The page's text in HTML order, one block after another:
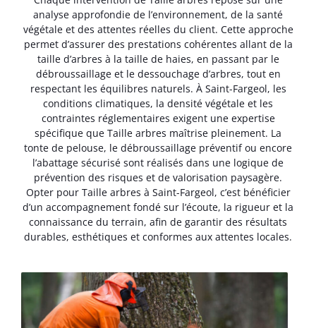
analyse approfondie de l’environnement, de la santé
végétale et des attentes réelles du client. Cette approche
permet d’assurer des prestations cohérentes allant de la
taille d’arbres à la taille de haies, en passant par le
débroussaillage et le dessouchage d’arbres, tout en
respectant les équilibres naturels. À Saint-Fargeol, les
conditions climatiques, la densité végétale et les
contraintes réglementaires exigent une expertise
spécifique que Taille arbres maîtrise pleinement. La
tonte de pelouse, le débroussaillage préventif ou encore
l’abattage sécurisé sont réalisés dans une logique de
prévention des risques et de valorisation paysagère.
Opter pour Taille arbres à Saint-Fargeol, c’est bénéficier
d’un accompagnement fondé sur l’écoute, la rigueur et la
connaissance du terrain, afin de garantir des résultats
durables, esthétiques et conformes aux attentes locales.